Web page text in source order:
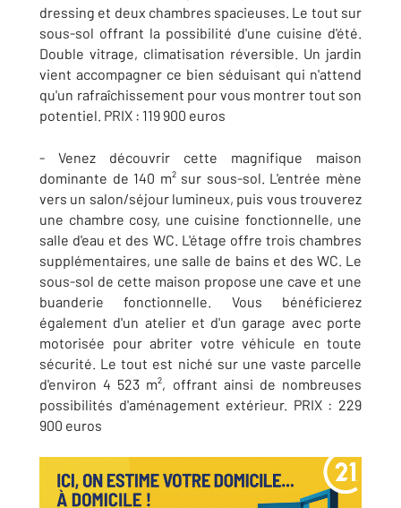
dressing et deux chambres spacieuses. Le tout sur
sous-sol offrant la possibilité d'une cuisine d'été.
Double vitrage, climatisation réversible. Un jardin
vient accompagner ce bien séduisant qui n'attend
qu'un rafraîchissement pour vous montrer tout son
potentiel. PRIX : 119 900 euros
- Venez découvrir cette magnifique maison
dominante de 140 m² sur sous-sol. L'entrée mène
vers un salon/séjour lumineux, puis vous trouverez
une chambre cosy, une cuisine fonctionnelle, une
salle d'eau et des WC. L'étage offre trois chambres
supplémentaires, une salle de bains et des WC. Le
sous-sol de cette maison propose une cave et une
buanderie fonctionnelle. Vous bénéficierez
également d'un atelier et d'un garage avec porte
motorisée pour abriter votre véhicule en toute
sécurité. Le tout est niché sur une vaste parcelle
d'environ 4 523 m², offrant ainsi de nombreuses
possibilités d'aménagement extérieur. PRIX : 229
900 euros